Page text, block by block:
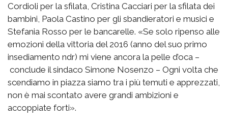
Cordioli per la sfilata, Cristina Cacciari per la sfilata dei
bambini, Paola Castino per gli sbandieratori e musici e
Stefania Rosso per le bancarelle. «Se solo ripenso alle
emozioni della vittoria del 2016 (anno del suo primo
insediamento ndr) mi viene ancora la pelle d’oca –
conclude il sindaco Simone Nosenzo – Ogni volta che
scendiamo in piazza siamo tra i più temuti e apprezzati,
non è mai scontato avere grandi ambizioni e
accoppiate forti».